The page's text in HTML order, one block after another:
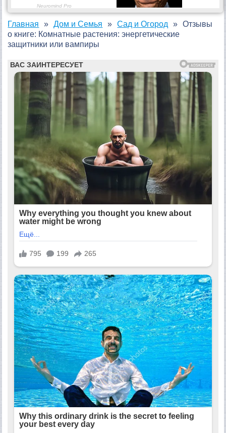
Главная Дом и Семья Сад и Огород
Отзывы
о книге: Комнатные растения: энергетические
защитники или вампиры